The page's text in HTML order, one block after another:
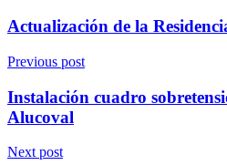
Actualización de la
Previous post
Instalación cuadro
Alucoval
Next post